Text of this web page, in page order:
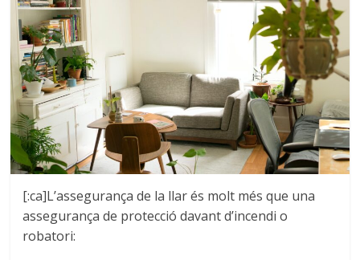
[:ca]L’assegurança de la llar és molt més que una
assegurança de protecció davant d’incendi o
robatori: